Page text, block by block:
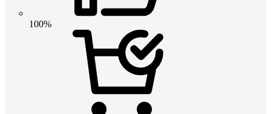
100%